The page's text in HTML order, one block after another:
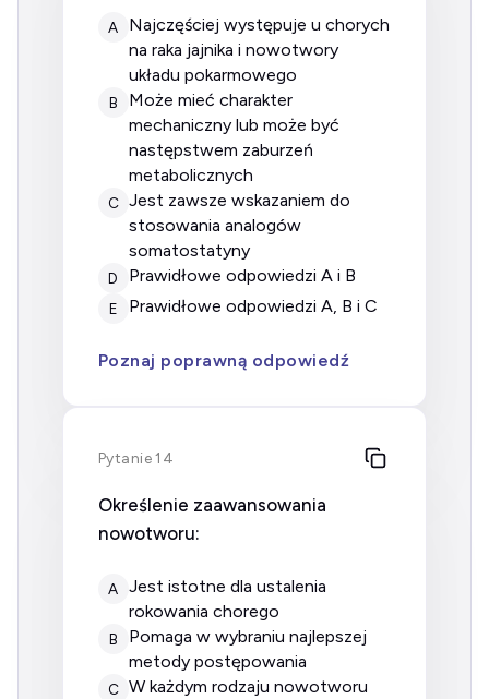
A
najczęściej występuje u chorych
na raka jajnika i nowotwory
układu pokarmowego
B
może mieć charakter
mechaniczny lub może być
następstwem zaburzeń
metabolicznych
C jest zawsze wskazaniem do
stosowania analogów
somatostatyny
D prawidłowe odpowiedzi A i B
E prawidłowe odpowiedzi A, B i C
Poznaj poprawną odpowiedź
Pytanie 14
Określenie zaawansowania
nowotworu:
A
jest istotne dla ustalenia
rokowania chorego
B
pomaga w wybraniu najlepszej
metody postępowania
C w każdym rodzaju nowotworu